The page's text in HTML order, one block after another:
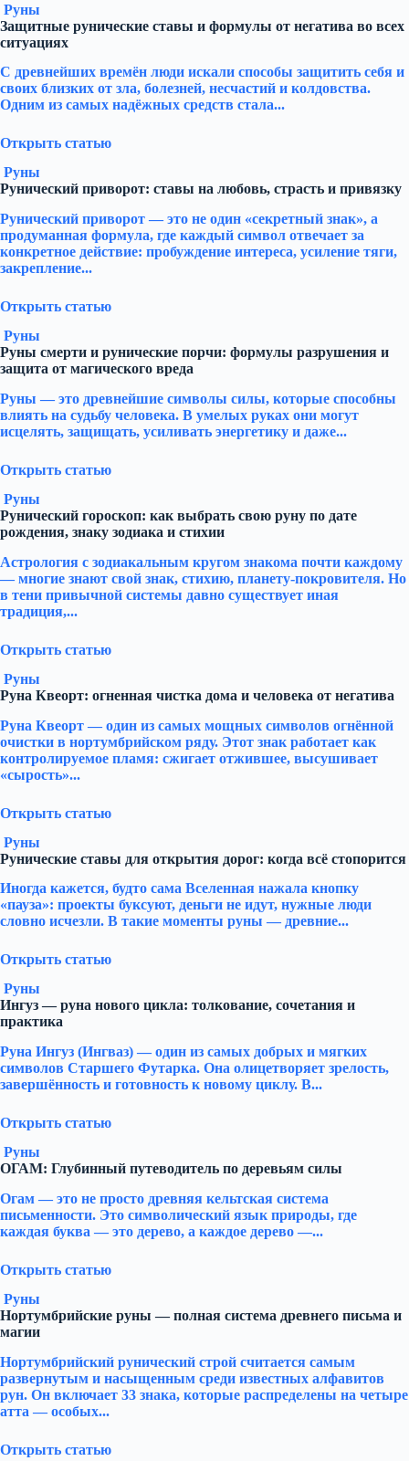
Руны
Защитные рунические ставы и формулы от негатива во всех
ситуациях
С древнейших времён люди искали способы защитить себя и
своих близких от зла, болезней, несчастий и колдовства.
Одним из самых надёжных средств стала...
Открыть статью
Руны
Рунический приворот: ставы на любовь, страсть и привязку
Рунический приворот — это не один «секретный знак», а
продуманная формула, где каждый символ отвечает за
конкретное действие: пробуждение интереса, усиление тяги,
закрепление...
Открыть статью
Руны
Руны смерти и рунические порчи: формулы разрушения и
защита от магического вреда
Руны — это древнейшие символы силы, которые способны
влиять на судьбу человека. В умелых руках они могут
исцелять, защищать, усиливать энергетику и даже...
Открыть статью
Руны
Рунический гороскоп: как выбрать свою руну по дате
рождения, знаку зодиака и стихии
Астрология с зодиакальным кругом знакома почти каждому
— многие знают свой знак, стихию, планету-покровителя. Но
в тени привычной системы давно существует иная
традиция,...
Открыть статью
Руны
Руна Квеорт: огненная чистка дома и человека от негатива
Руна Квеорт — один из самых мощных символов огнённой
очистки в нортумбрийском ряду. Этот знак работает как
контролируемое пламя: сжигает отжившее, высушивает
«сырость»...
Открыть статью
Руны
Рунические ставы для открытия дорог: когда всё стопорится
Иногда кажется, будто сама Вселенная нажала кнопку
«пауза»: проекты буксуют, деньги не идут, нужные люди
словно исчезли. В такие моменты руны — древние...
Открыть статью
Руны
Ингуз — руна нового цикла: толкование, сочетания и
практика
Руна Ингуз (Ингваз) — один из самых добрых и мягких
символов Старшего Футарка. Она олицетворяет зрелость,
завершённость и готовность к новому циклу. В...
Открыть статью
Руны
ОГАМ: Глубинный путеводитель по деревьям силы
Огам — это не просто древняя кельтская система
письменности. Это символический язык природы, где
каждая буква — это дерево, а каждое дерево —...
Открыть статью
Руны
Нортумбрийские руны — полная система древнего письма и
магии
Нортумбрийский рунический строй считается самым
развернутым и насыщенным среди известных алфавитов
рун. Он включает 33 знака, которые распределены на четыре
атта — особых...
Открыть статью